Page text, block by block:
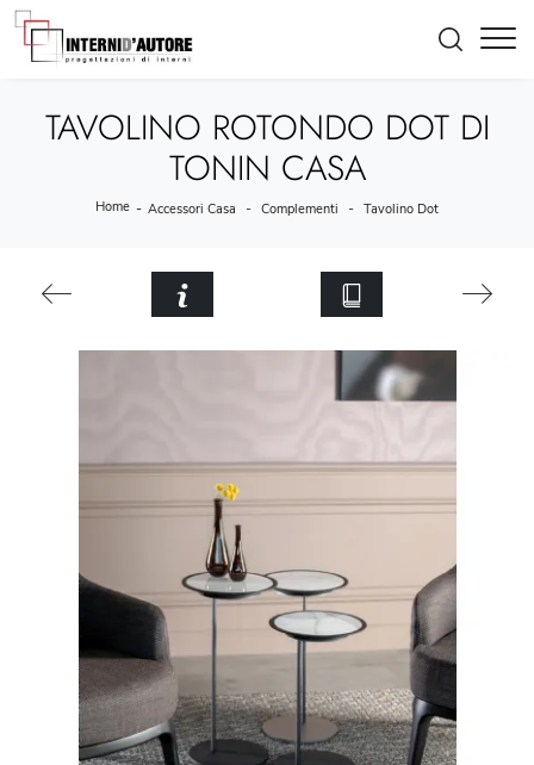
TAVOLINO ROTONDO DOT DI
TONIN CASA
Home - Accessori Casa - Complementi - Tavolino Dot